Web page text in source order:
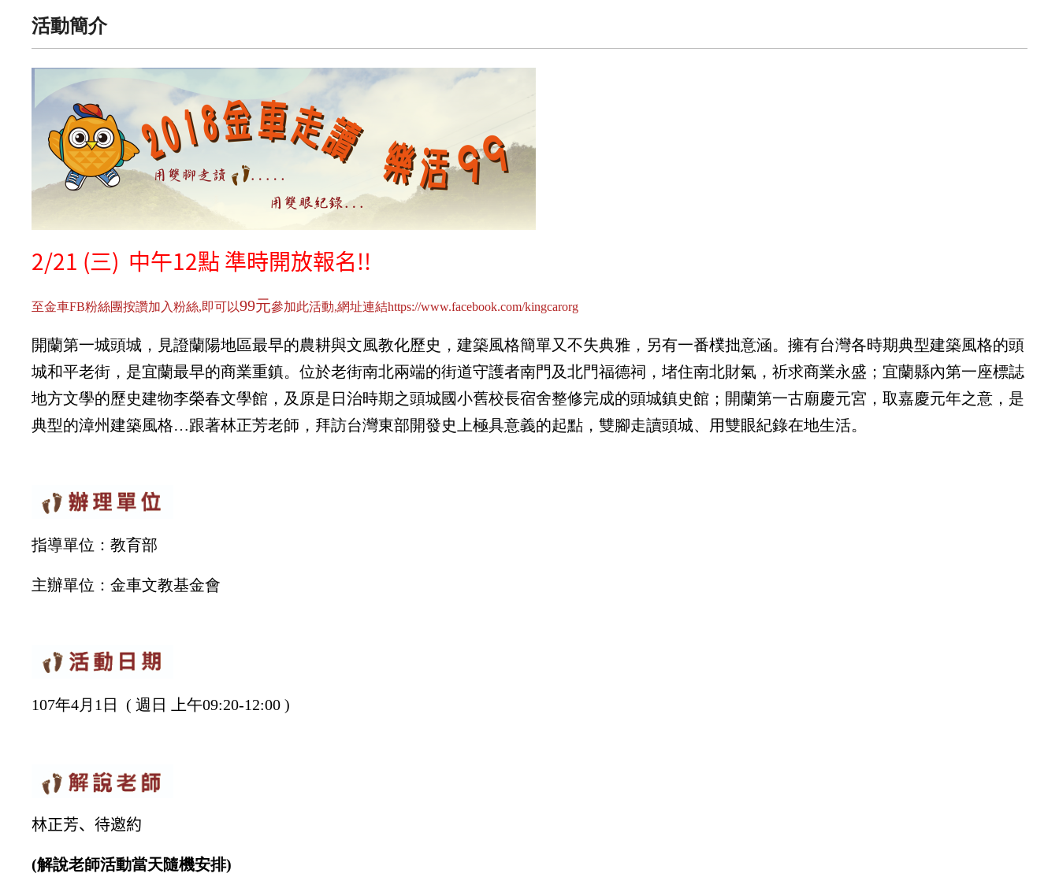
活動簡介
2/21 (三) 中午12點 準時開放報名!!
至金車FB粉絲團按讚加入粉絲,即可以99元參加此活動,網址連結https://www.facebook.com/kingcarorg
開蘭第一城頭城，見證蘭陽地區最早的農耕與文風教化歷史，建築風格簡單又不失典雅，另有一番樸拙意涵。擁有台灣各時期典型建築風格的頭
城和平老街，是宜蘭最早的商業重鎮。位於老街南北兩端的街道守護者南門及北門福德祠，堵住南北財氣，祈求商業永盛；宜蘭縣內第一座標誌
地方文學的歷史建物李榮春文學館，及原是日治時期之頭城國小舊校長宿舍整修完成的頭城鎮史館；開蘭第一古廟慶元宮，取嘉慶元年之意，是
典型的漳州建築風格…跟著林正芳老師，拜訪台灣東部開發史上極具意義的起點，雙腳走讀頭城、用雙眼紀錄在地生活。
指導單位：教育部
主辦單位：金車文教基金會
107年4月1日 ( 週日 上午09:20-12:00 )
林正芳、待邀約
(解說老師活動當天隨機安排)